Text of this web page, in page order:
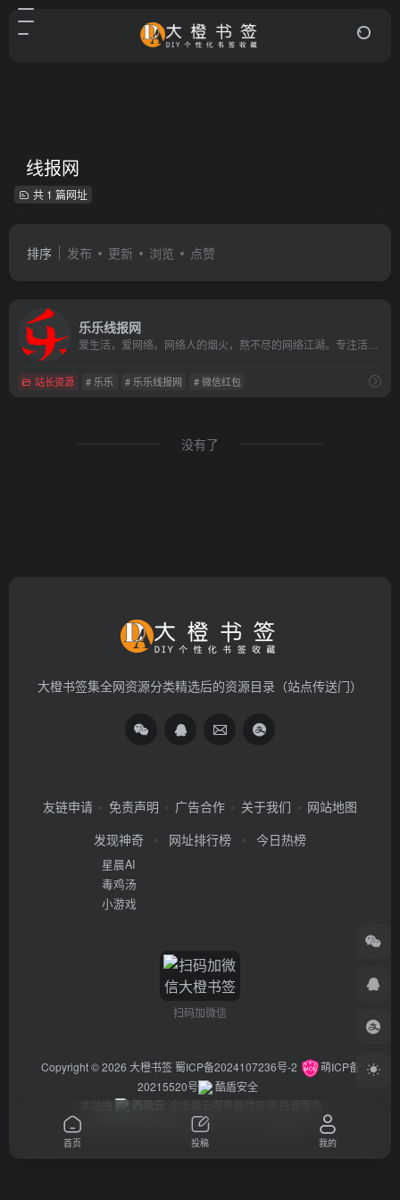
线报网
共 1 篇网址
排序 发布 更新 浏览 点赞
乐乐线报网
站长资源 # 乐乐 # 乐乐线报网 # 微信红包
没有了
大橙书签集全网资源分类精选后的资源目录（站点传送门）
友链申请 免责声明 广告合作 关于我们
网站地图
发现神奇
星晨AI
毒鸡汤
小游戏
网址排行榜 今日热榜
扫码加微信
Copyright © 2026 大橙书签 蜀ICP备2024107236号-2
萌ICP备
20215520号
酷盾安全
本站由
西风云 企业级云服务器供应商 托管服务
违法举报/投稿等事物联系邮箱：arch_chen@qq.com
首页 投稿 我的